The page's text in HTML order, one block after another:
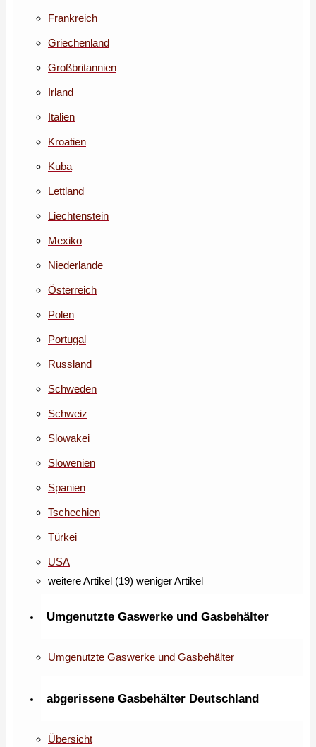
Frankreich
Griechenland
Großbritannien
Irland
Italien
Kroatien
Kuba
Lettland
Liechtenstein
Mexiko
Niederlande
Österreich
Polen
Portugal
Russland
Schweden
Schweiz
Slowakei
Slowenien
Spanien
Tschechien
Türkei
USA
weitere Artikel (19) weniger Artikel
Umgenutzte Gaswerke und Gasbehälter
Umgenutzte Gaswerke und Gasbehälter
abgerissene Gasbehälter Deutschland
Übersicht